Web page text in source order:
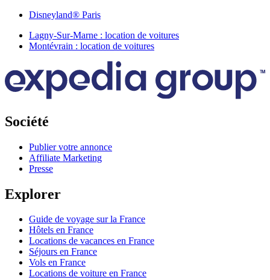
Disneyland® Paris
Lagny-Sur-Marne : location de voitures
Montévrain : location de voitures
Société
Publier votre annonce
Affiliate Marketing
Presse
Explorer
Guide de voyage sur la France
Hôtels en France
Locations de vacances en France
Séjours en France
Vols en France
Locations de voiture en France